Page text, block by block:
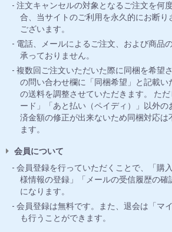
注文キャンセルの対象となるご注文を何
合、当サイトのご利用を永久的にお断り
ございます。
電話、メールによるご注文、および商品
承っておりません。
複数回ご注文いただいた際に同梱を希望
の問い合わせ欄に「同梱希望」と記載い
の送料を調整させていただきます。 た
ード」「あと払い（ペイディ）」以外
済金額の修正が出来ないため同梱対応は
ます。
会員について
会員登録を行っていただくことで、「購
様情報の登録」「メールの受信履歴の確
になります。
会員登録は無料です。また、退会は「マ
も行うことができます。